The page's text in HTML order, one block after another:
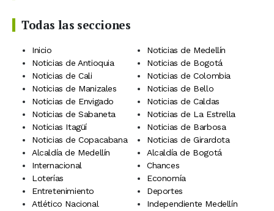
Todas las secciones
Inicio
Noticias de Medellín
Noticias de Antioquia
Noticias de Bogotá
Noticias de Cali
Noticias de Colombia
Noticias de Manizales
Noticias de Bello
Noticias de Envigado
Noticias de Caldas
Noticias de Sabaneta
Noticias de La Estrella
Noticias Itagüí
Noticias de Barbosa
Noticias de Copacabana
Noticias de Girardota
Alcaldía de Medellín
Alcaldía de Bogotá
Internacional
Chances
Loterías
Economía
Entretenimiento
Deportes
Atlético Nacional
Independiente Medellín